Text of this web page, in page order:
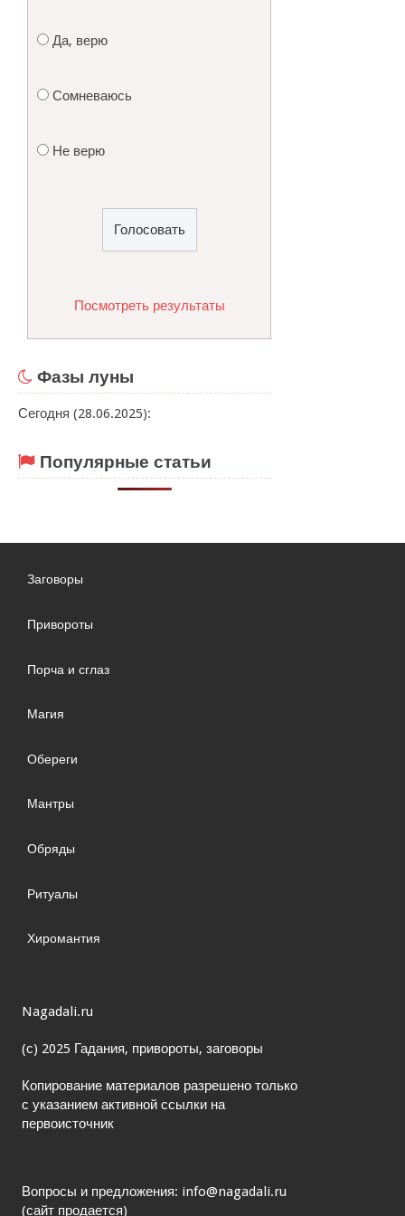
Да, верю
Сомневаюсь
Не верю
Посмотреть результаты
Фазы луны
Сегодня (28.06.2025):
Популярные статьи
Заговоры
Привороты
Порча и сглаз
Магия
Обереги
Мантры
Обряды
Ритуалы
Хиромантия
Nagadali.ru
(с) 2025 Гадания, привороты, заговоры
Копирование материалов разрешено только
с указанием активной ссылки на
первоисточник
Вопросы и предложения: info@nagadali.ru
(сайт продается)